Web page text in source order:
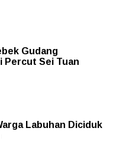
Gudang
Percut Sei Tuan
Labuhan Diciduk